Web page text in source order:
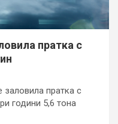
пратка с
заловила пратка с
години 5,6 тона